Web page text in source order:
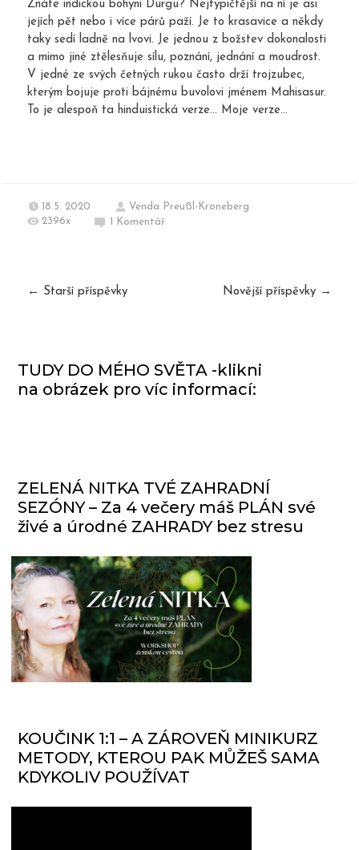
Znáte indickou bohyni Durgu? Nejtypičtější na ní je asi
jejích pět nebo i více párů paží. Je to krasavice a někdy
taky sedí ladně na lvovi. Je jednou z božstev dokonalosti
a mimo jiné ztělesňuje sílu, poznání, jednání a moudrost.
V jedné ze svých četných rukou často drží trojzubec,
kterým bojuje proti bájnému buvolovi jménem Mahisasur.
To je alespoň ta hinduistická verze… Moje verze...
18.5. 2020
Venda Preußl-Kroneberg
2396x
Komentář
← Starší příspěvky Novější příspěvky →
TUDY DO MÉHO SVĚTA -klikni
na obrázek pro víc informací:
ZELENÁ NITKA TVÉ ZAHRADNÍ
SEZÓNY – Za 4 večery máš PLÁN své
živé a úrodné ZAHRADY bez stresu
KOUČINK 1:1 – A ZÁROVEŇ MINIKURZ
METODY, KTEROU PAK MŮŽEŠ SAMA
KDYKOLIV POUŽÍVAT